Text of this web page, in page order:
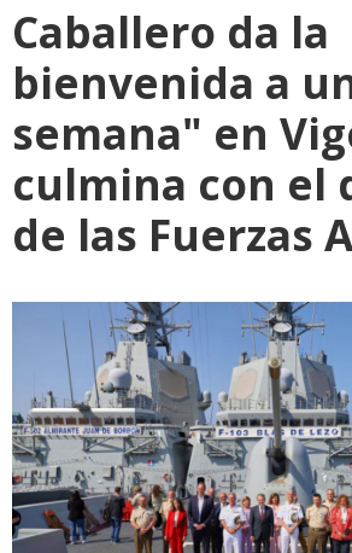
Caballero da la
bienvenida a
semana" en
culmina con el
de las Fuerzas